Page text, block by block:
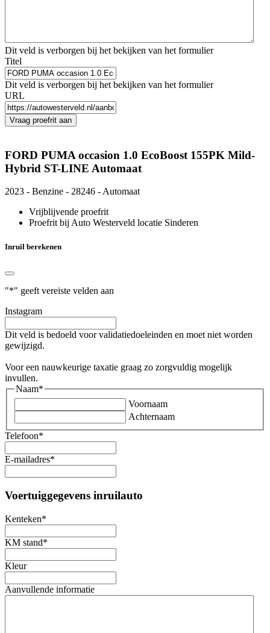
Dit veld is verborgen bij het bekijken van het formulier
Titel
Dit veld is verborgen bij het bekijken van het formulier
URL
Vraag proefrit aan
FORD PUMA occasion 1.0 EcoBoost 155PK Mild-
Hybrid ST-LINE Automaat
2023 - Benzine - 28246 - Automaat
Vrijblijvende proefrit
Proefrit bij Auto Westerveld locatie Sinderen
Inruil berekenen
"*" geeft vereiste velden aan
Instagram
Dit veld is bedoeld voor validatiedoeleinden en moet niet worden
gewijzigd.
Voor een nauwkeurige taxatie graag zo zorgvuldig mogelijk
invullen.
Naam*
Voornaam
Achternaam
Telefoon*
E-mailadres*
Voertuiggegevens inruilauto
Kenteken*
KM stand*
Kleur
Aanvullende informatie